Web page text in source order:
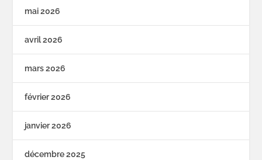
mai 2026
avril 2026
mars 2026
février 2026
janvier 2026
décembre 2025